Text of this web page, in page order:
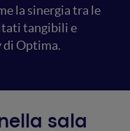
la sinergia tra le
tangibili e
di Optima.
sala